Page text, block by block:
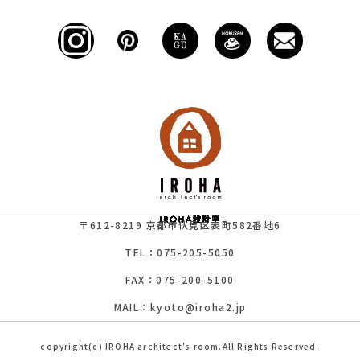
〒612-8219 京都市伏見区表町582番地6
TEL：075-205-5050
FAX：075-200-5100
MAIL：kyoto@iroha2.jp
copyright(c) IROHA architect's room.All Rights Reserved.